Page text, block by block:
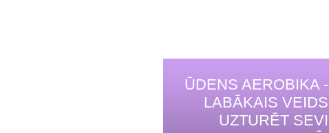
ŪDENS AEROBIKA -
LABĀKAIS VEIDS
UZTURĒT SEVI